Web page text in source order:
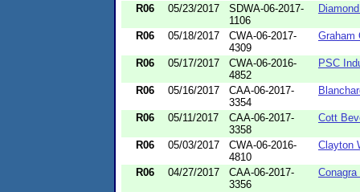
R06 05/23/2017
SDWA-06-2017-
1106
R06 05/18/2017
CWA-06-2017-
4309
Graham
R06 05/17/2017
CWA-06-2016-
4852
PSC
R06 05/16/2017
CAA-06-2017-
3354
R06 05/11/2017
CAA-06-2017-
3358
Cott
R06 05/03/2017
CWA-06-2016-
4810
Clayton
R06 04/27/2017
CAA-06-2017-
3356